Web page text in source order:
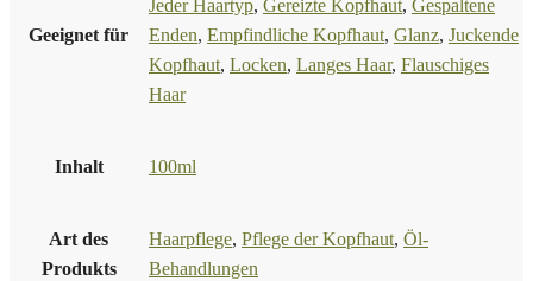
Geeignet für
Jeder Haartyp, Gereizte Kopfhaut, Gespaltene
Enden, Empfindliche Kopfhaut, Glanz, Juckende
Kopfhaut, Locken, Langes Haar, Flauschiges
Haar
Inhalt 100ml
Art des
Produkts
Haarpflege, Pflege der Kopfhaut, Öl-
Behandlungen